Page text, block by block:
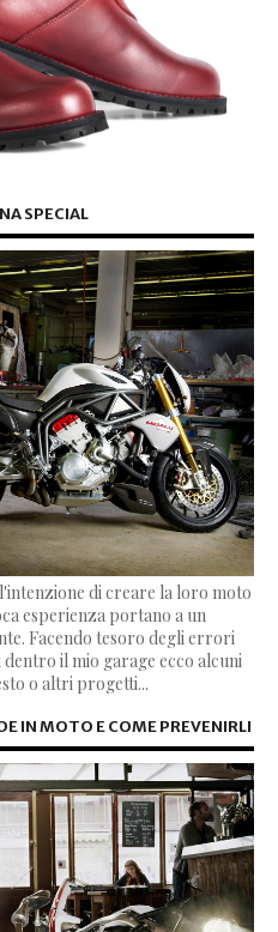
SPECIAL
di creare la loro moto
esperienza portano a un
Facendo tesoro degli errori
il mio garage ecco alcuni
o altri progetti...
IN MOTO E COME PREVENIRLI